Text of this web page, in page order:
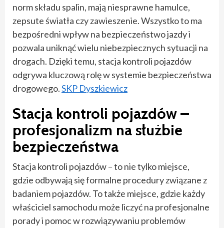
norm składu spalin, mają niesprawne hamulce,
zepsute światła czy zawieszenie. Wszystko to ma
bezpośredni wpływ na bezpieczeństwo jazdy i
pozwala uniknąć wielu niebezpiecznych sytuacji na
drogach. Dzięki temu, stacja kontroli pojazdów
odgrywa kluczową rolę w systemie bezpieczeństwa
drogowego.SKP Dyszkiewicz
Stacja kontroli pojazdów –
profesjonalizm na służbie
bezpieczeństwa
Stacja kontroli pojazdów – to nie tylko miejsce,
gdzie odbywają się formalne procedury związane z
badaniem pojazdów. To także miejsce, gdzie każdy
właściciel samochodu może liczyć na profesjonalne
porady i pomoc w rozwiązywaniu problemów